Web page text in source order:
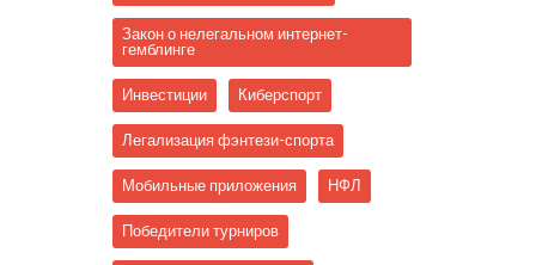
Закон о нелегальном интернет-
гемблинге
Инвестиции Киберспорт
Легализация фэнтези-спорта
Мобильные приложения НФЛ
Победители турниров